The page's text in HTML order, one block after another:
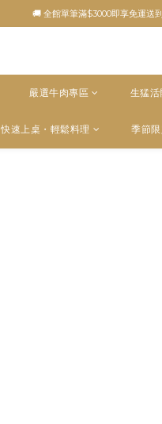
🚚 全館單筆滿$3000即享免運送
嚴選牛肉專區 生猛活
快速上桌・輕鬆料理 季節